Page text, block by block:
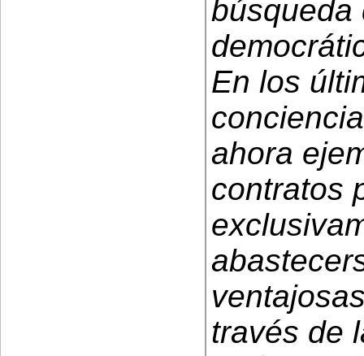
búsqueda
En los
ahora
contratos
través de